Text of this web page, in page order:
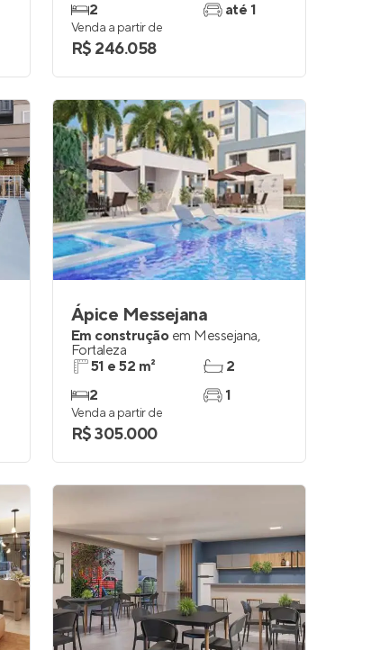
2
até 1
Venda a partir de
R$ 246.058
Ápice Messejana
Em construção em Messejana,
Fortaleza
51 e 52 m²
2
2
1
Venda a partir de
R$ 305.000